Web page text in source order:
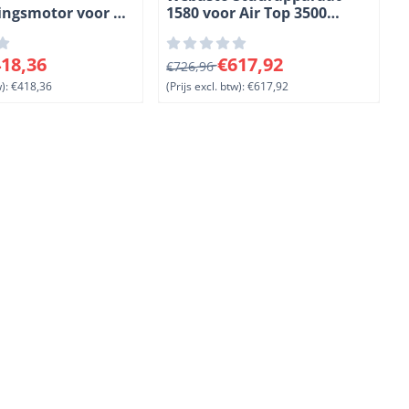
voor Air
(2-2)
voor 418,36, exclusief btw: 418,36
€418,36
1580 voor Air Top 3500
14)
Van 726,96 voor 617,92, exclusief
€726,96€617,92
(Prijs excl. btw):€617,92